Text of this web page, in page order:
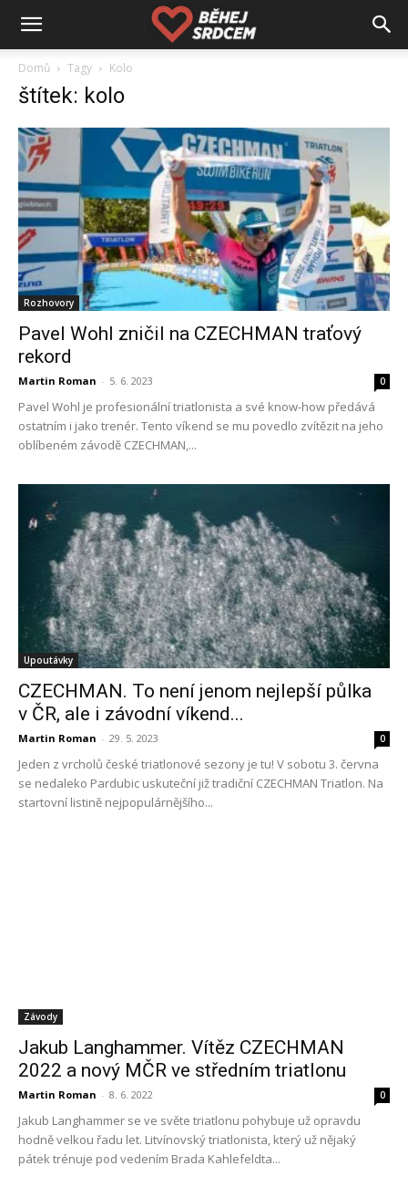
Domů Tagy Kolo
štítek: kolo
Rozhovory
Pavel Wohl zničil na CZECHMAN traťový
rekord
Martin Roman - 5. 6. 2023 0
Pavel Wohl je profesionální triatlonista a své know-how předává
ostatním i jako trenér. Tento víkend se mu povedlo zvítězit na jeho
oblíbeném závodě CZECHMAN,...
Upoutávky
CZECHMAN. To není jenom nejlepší půlka
v ČR, ale i závodní víkend...
Martin Roman - 29. 5. 2023 0
Jeden z vrcholů české triatlonové sezony je tu! V sobotu 3. června
se nedaleko Pardubic uskuteční již tradiční CZECHMAN Triatlon. Na
startovní listině nejpopulárnějšího...
Závody
Jakub Langhammer. Vítěz CZECHMAN
2022 a nový MČR ve středním triatlonu
Martin Roman - 8. 6. 2022 0
Jakub Langhammer se ve světe triatlonu pohybuje už opravdu
hodně velkou řadu let. Litvínovský triatlonista, který už nějaký
pátek trénuje pod vedením Brada Kahlefeldta...